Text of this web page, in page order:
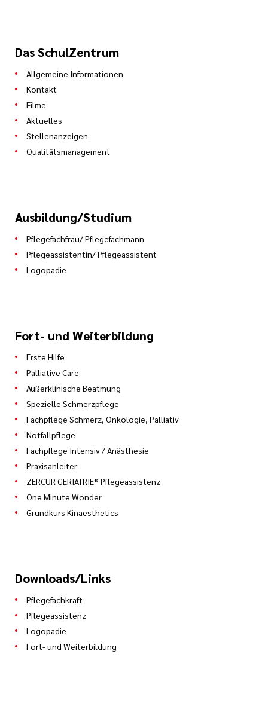
Das SchulZentrum
Allgemeine Informationen
Kontakt
Filme
Aktuelles
Stellenanzeigen
Qualitätsmanagement
Ausbildung/Studium
Pflegefachfrau/ Pflegefachmann
Pflegeassistentin/ Pflegeassistent
Logopädie
Fort- und Weiterbildung
Erste Hilfe
Palliative Care
Außerklinische Beatmung
Spezielle Schmerzpflege
Fachpflege Schmerz, Onkologie, Palliativ
Notfallpflege
Fachpflege Intensiv / Anästhesie
Praxisanleiter
ZERCUR GERIATRIE® Pflegeassistenz
One Minute Wonder
Grundkurs Kinaesthetics
Downloads/Links
Pflegefachkraft
Pflegeassistenz
Logopädie
Fort- und Weiterbildung